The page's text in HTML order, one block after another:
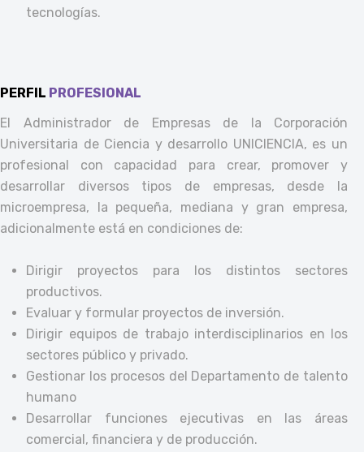
tecnologías.
PERFIL PROFESIONAL
El Administrador de Empresas de la Corporación
Universitaria de Ciencia y desarrollo UNICIENCIA, es un
profesional con capacidad para crear, promover y
desarrollar diversos tipos de empresas, desde la
microempresa, la pequeña, mediana y gran empresa,
adicionalmente está en condiciones de:
Dirigir proyectos para los distintos sectores
productivos.
Evaluar y formular proyectos de inversión.
Dirigir equipos de trabajo interdisciplinarios en los
sectores público y privado.
Gestionar los procesos del Departamento de talento
humano
Desarrollar funciones ejecutivas en las áreas
comercial, financiera y de producción.